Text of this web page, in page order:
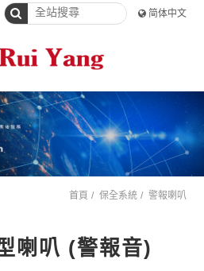
简体中文
首頁 保全系統 警報喇叭
喇叭 (警報音)